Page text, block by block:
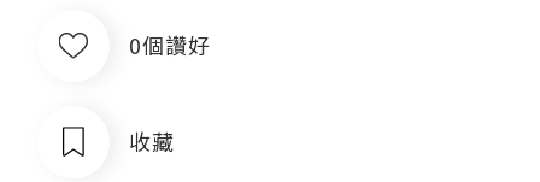
0個讚好
收藏